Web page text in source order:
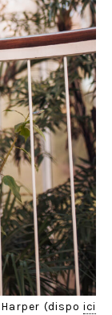
Harper (dispoici